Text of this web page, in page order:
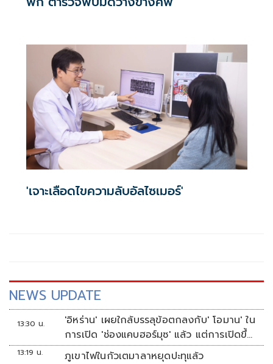
'เจาะเลือดไขความลับอัลไซเมอร์'
NEWS UPDATE
13:30 น.
'อิหร่าน' เผยใกล้บรรลุข้อตกลงกับ' โอมาน' ใน
การเปิด 'ช่องแคบฮอร์มุซ' แล้ว แต่การเปิดขึ้น
อยู่กับสหรัฐฯ
13:19 น. ภูเขาไฟในกัวเตมาลาหยุดปะทุแล้ว